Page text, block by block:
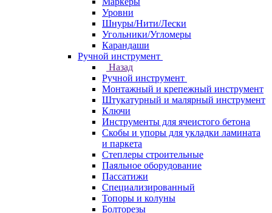
Уровни
Шнуры/Нити/Лески
Угольники/Угломеры
Карандаши
Ручной инструмент
Назад
Ручной инструмент
Монтажный и крепежный инструмент
Штукатурный и малярный инструмент
Ключи
Инструменты для ячеистого бетона
Скобы и упоры для укладки ламината
и паркета
Степлеры строительные
Паяльное оборудование
Пассатижи
Специализированный
Топоры и колуны
Болторезы